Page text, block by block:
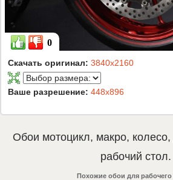
0
Скачать оригинал: 3840x2160
Ваше разрешение: 448x896
Обои мотоцикл, макро, колесо,
рабочий стол.
Похожие обои для рабочего